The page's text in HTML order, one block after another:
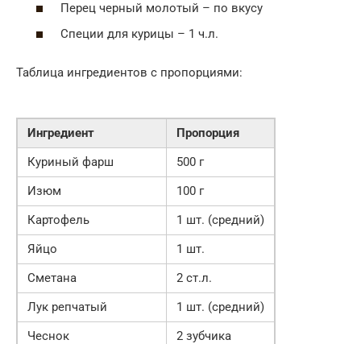
Перец черный молотый – по вкусу
Специи для курицы – 1 ч.л.
Таблица ингредиентов с пропорциями:
Ингредиент
Пропорция
Куриный фарш
500 г
Изюм
100 г
Картофель
1 шт. (средний)
Яйцо
1 шт.
Сметана
2 ст.л.
Лук репчатый
1 шт. (средний)
Чеснок
2 зубчика